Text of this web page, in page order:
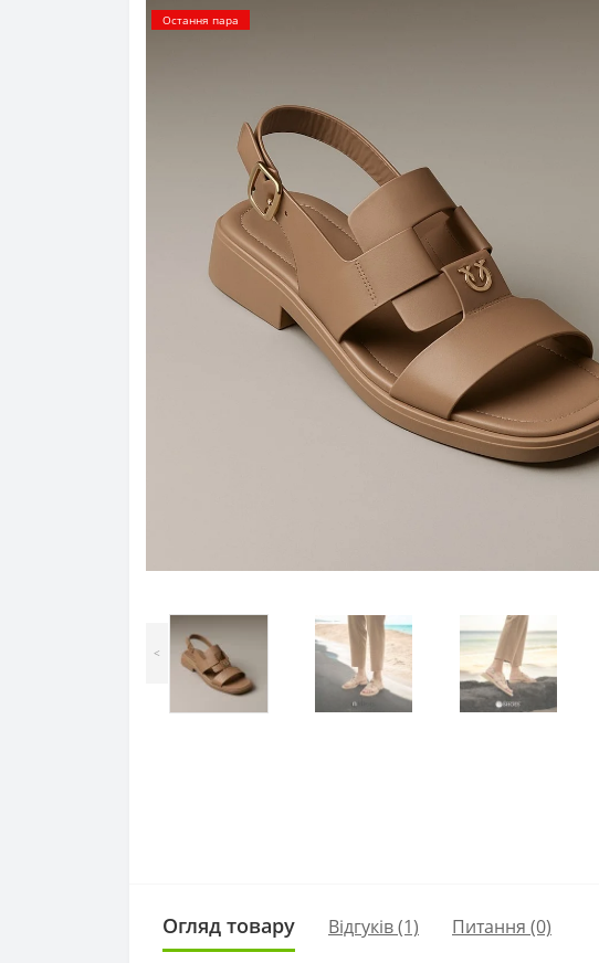
Остання пара
<
Огляд товару Відгуків (1) Питання (0)